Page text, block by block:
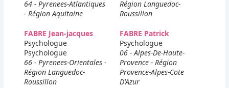
64 - Pyrenees-Atlantiques
- Région Aquitaine
Région Languedoc-
Roussillon
FABRE Jean-jacques
Psychologue
Psychologue
66 - Pyrenees-Orientales -
Région Languedoc-
Roussillon
FABRE Patrick
Psychologue
06 - Alpes-De-Haute-
Provence - Région
Provence-Alpes-Cote
D'Azur